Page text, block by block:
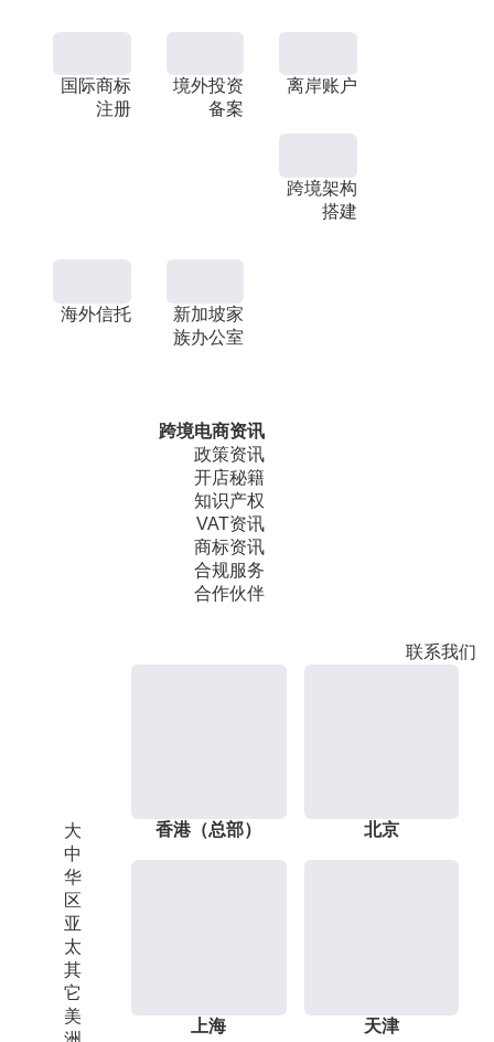
国际商标
注册
境外投资
备案
离岸账户
跨境架构
搭建
海外信托
新加坡家
族办公室
跨境电商资讯
政策资讯
开店秘籍
知识产权
VAT资讯
商标资讯
合规服务
合作伙伴
联系我们
大
中
华
区
亚
太
其
它
美
香港（总部） 北京
上海 天津